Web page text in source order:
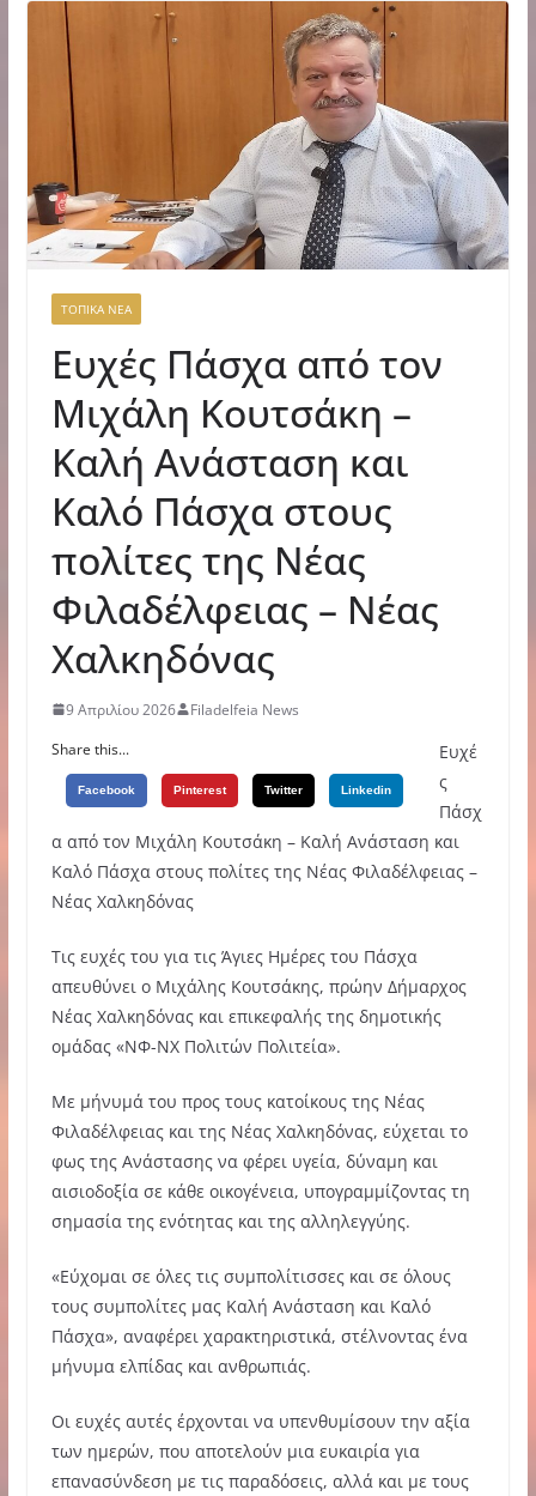
ΤΟΠΙΚΑ ΝΕΑ
Ευχές Πάσχα από τον
Μιχάλη Κουτσάκη –
Καλή Ανάσταση και
Καλό Πάσχα στους
πολίτες της Νέας
Φιλαδέλφειας – Νέας
Χαλκηδόνας
9 Απριλίου 2026
Filadelfeia News
Share this...
Facebook Pinterest Twitter Linkedin
Ευχέ
ς
Πάσχ
α από τον Μιχάλη Κουτσάκη – Καλή Ανάσταση και
Καλό Πάσχα στους πολίτες της Νέας Φιλαδέλφειας –
Νέας Χαλκηδόνας
Τις ευχές του για τις Άγιες Ημέρες του Πάσχα
απευθύνει ο Μιχάλης Κουτσάκης, πρώην Δήμαρχος
Νέας Χαλκηδόνας και επικεφαλής της δημοτικής
ομάδας «ΝΦ-ΝΧ Πολιτών Πολιτεία».
Με μήνυμά του προς τους κατοίκους της Νέας
Φιλαδέλφειας και της Νέας Χαλκηδόνας, εύχεται το
φως της Ανάστασης να φέρει υγεία, δύναμη και
αισιοδοξία σε κάθε οικογένεια, υπογραμμίζοντας τη
σημασία της ενότητας και της αλληλεγγύης.
«Εύχομαι σε όλες τις συμπολίτισσες και σε όλους
τους συμπολίτες μας Καλή Ανάσταση και Καλό
Πάσχα», αναφέρει χαρακτηριστικά, στέλνοντας ένα
μήνυμα ελπίδας και ανθρωπιάς.
Οι ευχές αυτές έρχονται να υπενθυμίσουν την αξία
των ημερών, που αποτελούν μια ευκαιρία για
επανασύνδεση με τις παραδόσεις, αλλά και με τους